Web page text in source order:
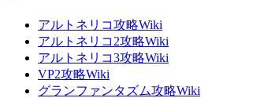
アルトネリコ攻略Wiki
アルトネリコ2攻略Wiki
アルトネリコ3攻略Wiki
VP2攻略Wiki
グランファンタズム攻略Wiki